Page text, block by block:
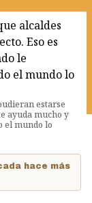
estarse
ayuda mucho y
el mundo lo
hace más